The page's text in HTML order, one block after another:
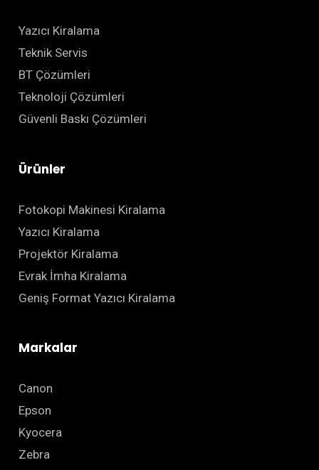
Yazıcı Kiralama
Teknik Servis
BT Çözümleri
Teknoloji Çözümleri
Güvenli Baskı Çözümleri
Ürünler
Fotokopi Makinesi Kiralama
Yazıcı Kiralama
Projektör Kiralama
Evrak İmha Kiralama
Geniş Format Yazıcı Kiralama
Markalar
Canon
Epson
Kyocera
Zebra